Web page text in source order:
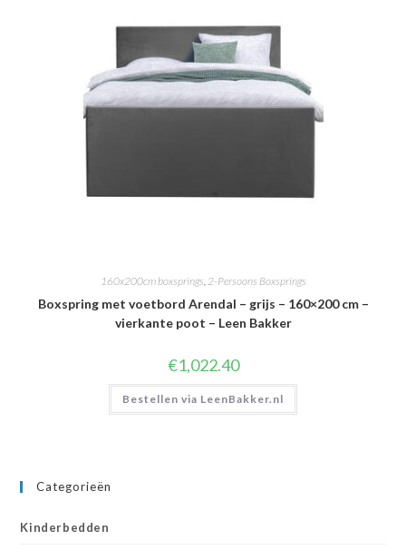
160x200cm boxsprings,2-Persoons Boxsprings
Boxspring met voetbord Arendal – grijs – 160×200 cm –
vierkante poot – Leen Bakker
€1,022.40
Bestellen via LeenBakker.nl
Categorieën
Kinderbedden